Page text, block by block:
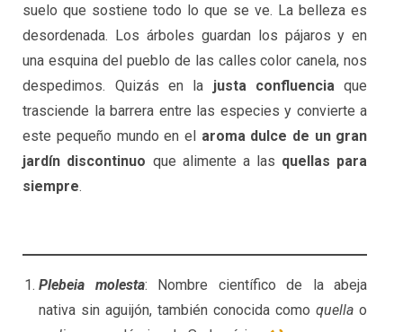
suelo que sostiene todo lo que se ve. La belleza es
desordenada. Los árboles guardan los pájaros y en
una esquina del pueblo de las calles color canela, nos
despedimos. Quizás en la justa confluencia que
trasciende la barrera entre las especies y convierte a
este pequeño mundo en el aroma dulce de un gran
jardín discontinuo que alimente a las quellas para
siempre.
Plebeia molesta: Nombre científico de la abeja
nativa sin aguijón, también conocida comoquella o